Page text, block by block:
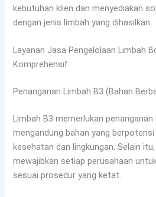
kebutuhan klien dan menyediakan
dengan jenis limbah yang dihasilkan.
Layanan Jasa Pengelolaan Limbah
Komprehensif
Penanganan Limbah B3 (Bahan
Limbah B3 memerlukan
mengandung bahan yang
kesehatan dan lingkungan. Selain
mewajibkan setiap perusahaan
sesuai prosedur yang ketat.